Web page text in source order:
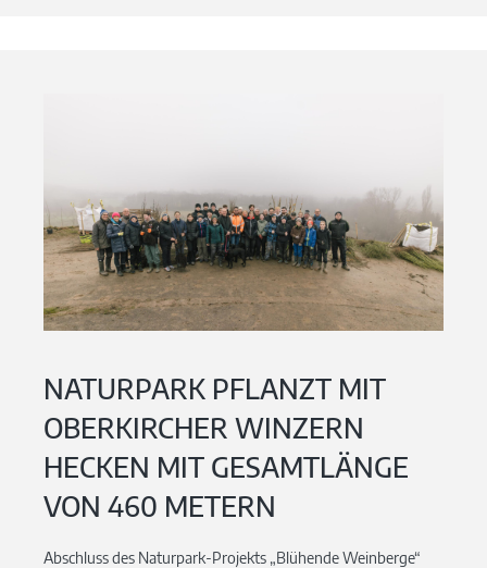
NATURPARK PFLANZT MIT
OBERKIRCHER WINZERN
HECKEN MIT GESAMTLÄNGE
VON 460 METERN
Abschluss des Naturpark-Projekts „Blühende Weinberge“